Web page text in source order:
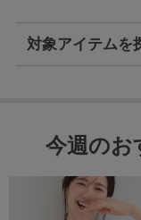
対象アイテムを
今週のお